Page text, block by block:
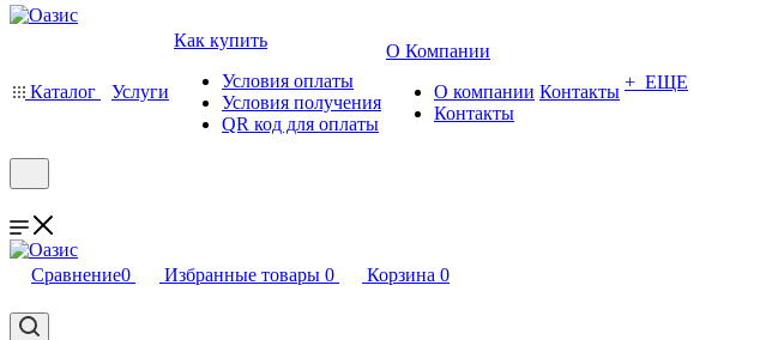
Каталог Услуги
Как купить
Условия оплаты
Условия получения
QR код для оплаты
О Компании
О компании
Контакты
Контакты + ЕЩЕ
Сравнение0 Избранные товары 0 Корзина 0